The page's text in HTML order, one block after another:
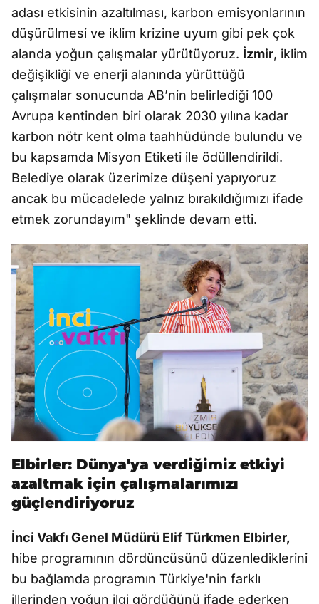
adası etkisinin azaltılması, karbon emisyonlarının
düşürülmesi ve iklim krizine uyum gibi pek çok
alanda yoğun çalışmalar yürütüyoruz. İzmir, iklim
değişikliği ve enerji alanında yürüttüğü
çalışmalar sonucunda AB’nin belirlediği 100
Avrupa kentinden biri olarak 2030 yılına kadar
karbon nötr kent olma taahhüdünde bulundu ve
bu kapsamda Misyon Etiketi ile ödüllendirildi.
Belediye olarak üzerimize düşeni yapıyoruz
ancak bu mücadelede yalnız bırakıldığımızı ifade
etmek zorundayım" şeklinde devam etti.
Elbirler: Dünya'ya verdiğimiz etkiyi
azaltmak için çalışmalarımızı
güçlendiriyoruz
İnci Vakfı Genel Müdürü Elif Türkmen Elbirler,
hibe programının dördüncüsünü düzenlediklerini
bu bağlamda programın Türkiye'nin farklı
illerinden yoğun ilgi gördüğünü ifade ederken